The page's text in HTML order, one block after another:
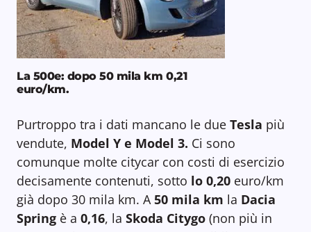
La 500e: dopo 50 mila km 0,21
euro/km.
Purtroppo tra i dati mancano le due Tesla più
vendute, Model Y e Model 3. Ci sono
comunque molte citycar con costi di esercizio
decisamente contenuti, sotto lo 0,20 euro/km
già dopo 30 mila km. A50 mila km la Dacia
Spring è a 0,16, la Skoda Citygo (non più in